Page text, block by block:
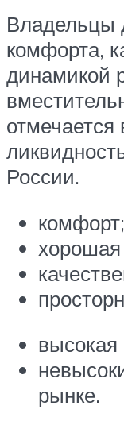
Владельцы
комфорта,
динамикой
отмечается
России.
комфорт;
хорошая
высокая
рынке.